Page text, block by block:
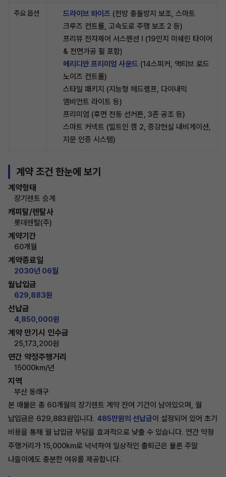
주요 옵션 드라이브 와이즈 (전방 충돌방지 보조, 스마트
크루즈 컨트롤, 고속도로 주행 보조 2 등)
프리뷰 전자제어 서스펜션 I (19인치 미쉐린 타이어
& 전면가공 휠 포함)
메리디안 프리미엄 사운드 (14스피커, 액티브 로드
노이즈 컨트롤)
스타일 패키지 (지능형 헤드램프, 다이내믹
앰비언트 라이트 등)
프리미엄 (후면 전동 선커튼, 3존 공조 등)
스마트 커넥트 (빌트인 캠 2, 증강현실 내비게이션,
지문 인증 시스템)
계약 조건 한눈에 보기
계약형태
장기렌트 승계
캐피탈/렌탈사
롯데렌탈(주)
계약기간
60개월
계약종료일
2030년 06월
월납입금
629,883원
선납금
4,850,000원
계약 만기시 인수금
25,173,200원
연간 약정주행거리
15000km/년
지역
부산 동래구
본 매물은 총 60개월의 장기렌트 계약 잔여 기간이 남아있으며, 월
납입금은 629,883원입니다. 485만원의 선납금이 설정되어 있어 초기
비용을 통해 월 납입금 부담을 효과적으로 낮출 수 있습니다. 연간 약정
주행거리가 15,000km로 넉넉하여 일상적인 출퇴근은 물론 주말
나들이에도 충분한 여유를 제공합니다.